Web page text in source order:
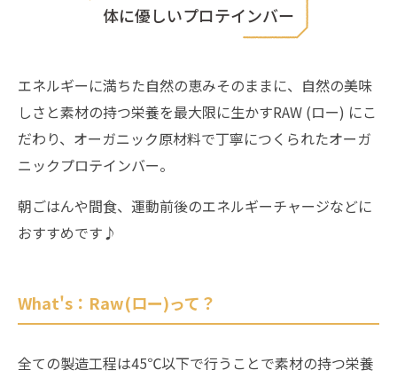
体に優しいプロテインバー
エネルギーに満ちた自然の恵みそのままに、自然の美味
しさと素材の持つ栄養を最大限に生かすRAW (ロー) にこ
だわり、オーガニック原材料で丁寧につくられたオーガ
ニックプロテインバー。
朝ごはんや間食、運動前後のエネルギーチャージなどに
おすすめです♪
What's：Raw(ロー)って？
全ての製造工程は45℃以下で行うことで素材の持つ栄養